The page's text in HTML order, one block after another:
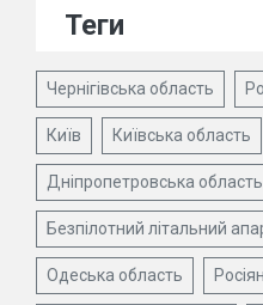
Теги
Чернігівська область
Київ Київська область
Дніпропетровська область
Безпілотний літальний
Одеська область